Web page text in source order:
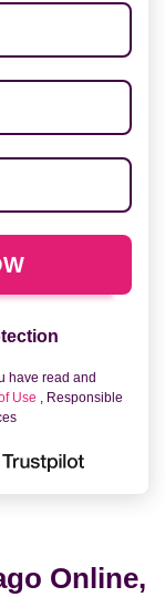
have read and
Use , Responsible
Online,